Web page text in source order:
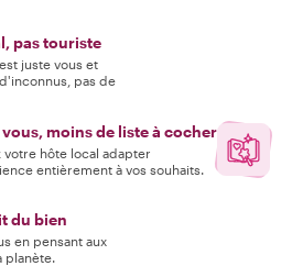
pas touriste
juste vous et
pas de
vous, moins de liste à cocher
votre hôte local adapter
entièrement à vos souhaits.
du bien
en pensant aux
planète.